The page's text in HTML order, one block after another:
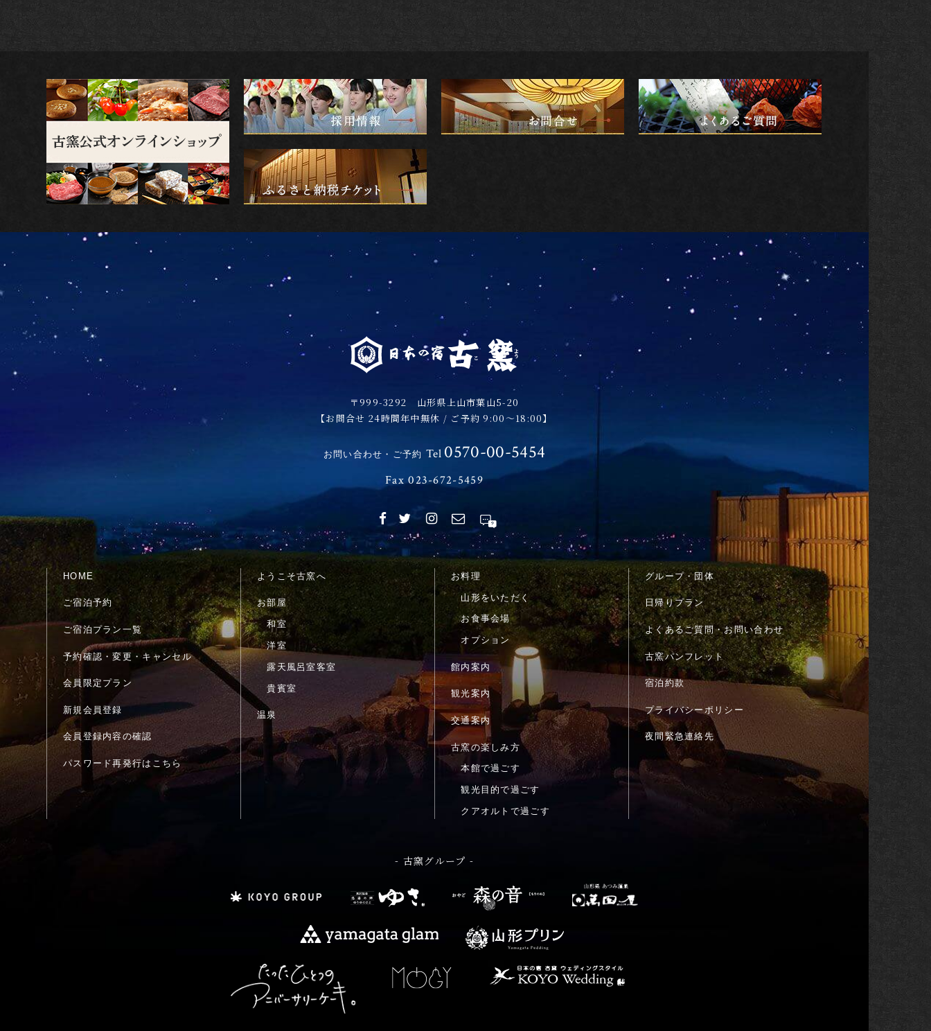
〒999-3292 山形県上山市葉山5-20
【お問合せ 24時間年中無休 / ご予約 9:00～18:00】
お問い合わせ・ご予約 Tel 0570-00-5454
Fax 023-672-5459
HOME
ご宿泊予約
ご宿泊プラン一覧
予約確認・変更・キャンセル
会員限定プラン
新規会員登録
会員登録内容の確認
パスワード再発行はこちら
ようこそ古窯へ
お部屋
和室
洋室
露天風呂室客室
貴賓室
温泉
お料理
山形をいただく
お食事会場
オプション
館内案内
観光案内
交通案内
古窯の楽しみ方
本館で過ごす
観光目的で過ごす
クアオルトで過ごす
グループ・団体
日帰りプラン
よくあるご質問・お問い合わせ
古窯パンフレット
宿泊約款
プライバシーポリシー
夜間緊急連絡先
- 古窯グループ -